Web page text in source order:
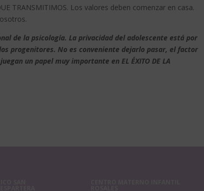
TRANSMITIMOS. Los valores deben comenzar en casa.
de la psicología. La privacidad del adolescente está por
progenitores. No es conveniente dejarlo pasar, el factor
un papel muy importante en EL ÉXITO DE LA